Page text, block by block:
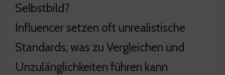
Selbstbild?
Influencer setzen oft unrealistische
Standards, was zu Vergleichen und
Unzulänglichkeiten führen kann